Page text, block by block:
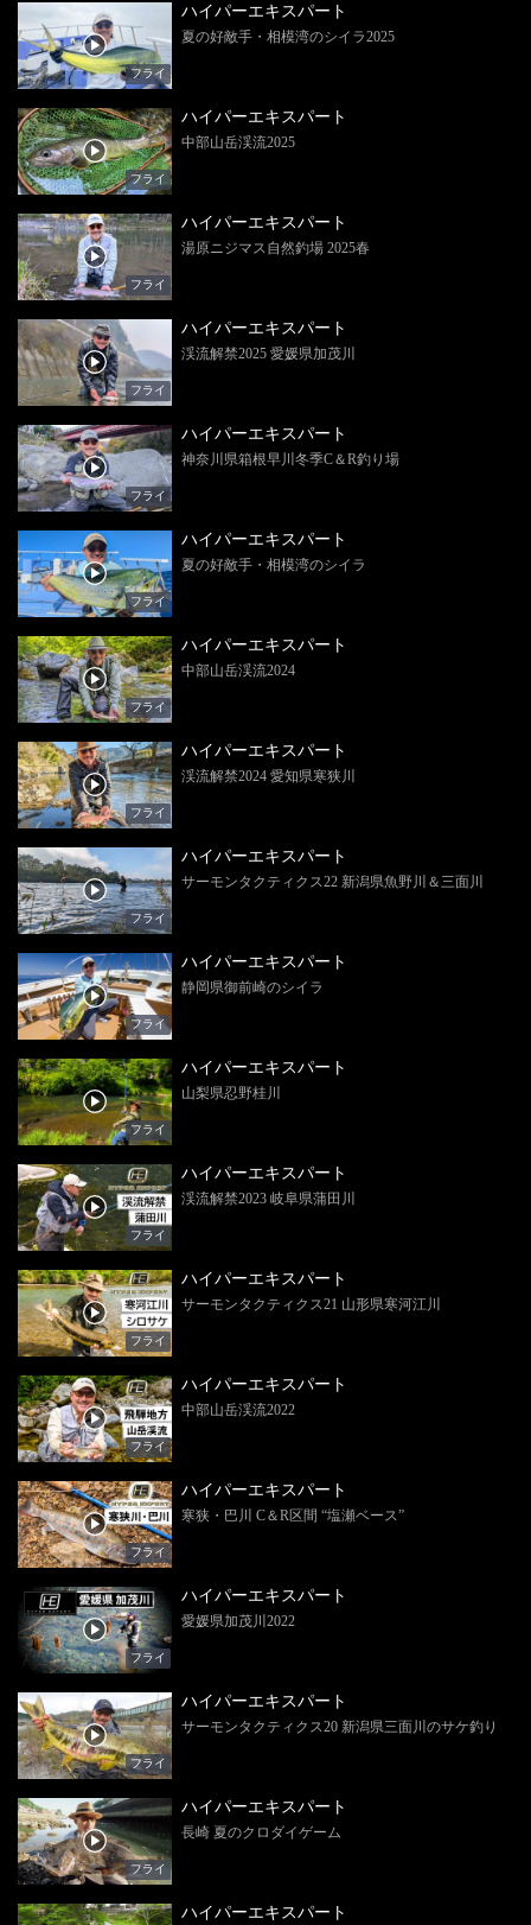
フライ
ハイパーエキスパート
夏の好敵手・相模湾のシイラ2025
フライ
ハイパーエキスパート
中部山岳渓流2025
フライ
ハイパーエキスパート
湯原ニジマス自然釣場 2025春
フライ
ハイパーエキスパート
渓流解禁2025 愛媛県加茂川
フライ
ハイパーエキスパート
神奈川県箱根早川冬季C＆R釣り場
フライ
ハイパーエキスパート
夏の好敵手・相模湾のシイラ
フライ
ハイパーエキスパート
中部山岳渓流2024
フライ
ハイパーエキスパート
渓流解禁2024 愛知県寒狭川
フライ
ハイパーエキスパート
サーモンタクティクス22 新潟県魚野川＆三面川
フライ
ハイパーエキスパート
静岡県御前崎のシイラ
フライ
ハイパーエキスパート
山梨県忍野桂川
フライ
ハイパーエキスパート
渓流解禁2023 岐阜県蒲田川
フライ
ハイパーエキスパート
サーモンタクティクス21 山形県寒河江川
フライ
ハイパーエキスパート
中部山岳渓流2022
フライ
ハイパーエキスパート
寒狭・巴川 C＆R区間 “塩瀬ベース”
フライ
ハイパーエキスパート
愛媛県加茂川2022
フライ
ハイパーエキスパート
サーモンタクティクス20 新潟県三面川のサケ釣り
フライ
ハイパーエキスパート
長崎 夏のクロダイゲーム
ハイパーエキスパート